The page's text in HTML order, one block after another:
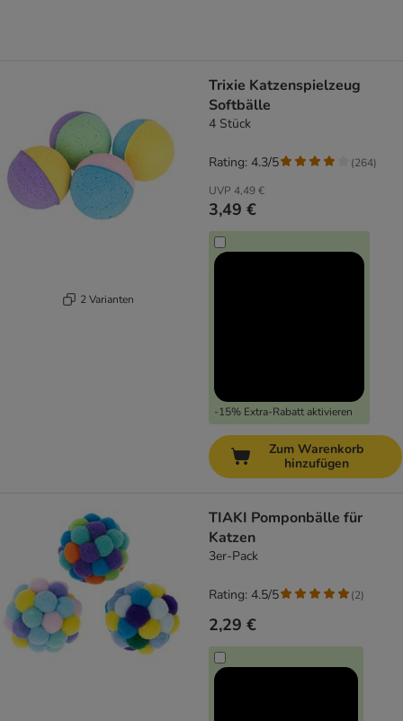
2 Varianten
Trixie Katzenspielzeug
Softbälle
4 Stück
UVP 4,49 €
3,49 €
-15% Extra-Rabatt aktivieren
Rating: 4.3/5 (264)
Zum Warenkorb
hinzufügen
TIAKI Pomponbälle für
Katzen
3er-Pack
2,29 €
Rating: 4.5/5 (2)